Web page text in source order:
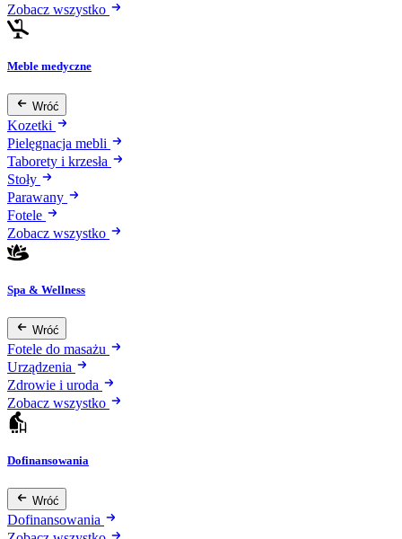
Zobacz wszystko
Meble medyczne
Wróć
Kozetki
Pielęgnacja mebli
Taborety i krzesła
Stoły
Parawany
Fotele
Zobacz wszystko
Spa & Wellness
Wróć
Fotele do masażu
Urządzenia
Zdrowie i uroda
Zobacz wszystko
Dofinansowania
Wróć
Dofinansowania